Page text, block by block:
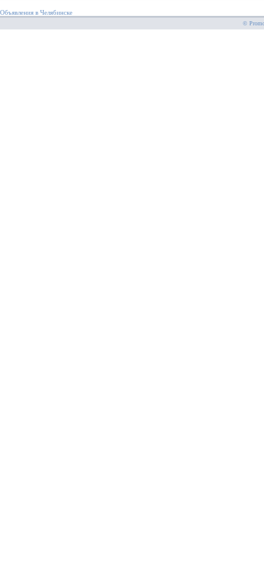
Объявления в Челябинске
©